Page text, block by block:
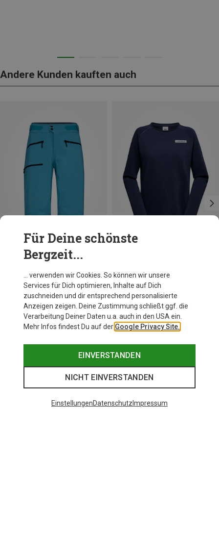
Andere Kunden kauften auch
Damen Fjørå Flex1 Shorts
178,95 €
S M
Für Deine schönste
Bergzeit...
… verwenden wir Cookies. So können wir unsere
Services für Dich optimieren, Inhalte auf Dich
zuschneiden und dir entsprechend personalisierte
Anzeigen zeigen. Deine Zustimmung schließt ggf. die
Verarbeitung Deiner Daten u.a. auch in den USA ein.
Mehr Infos findest Du auf der Google Privacy Site.
EINVERSTANDEN
NICHT EINVERSTANDEN
EinstellungenDatenschutz Impressum